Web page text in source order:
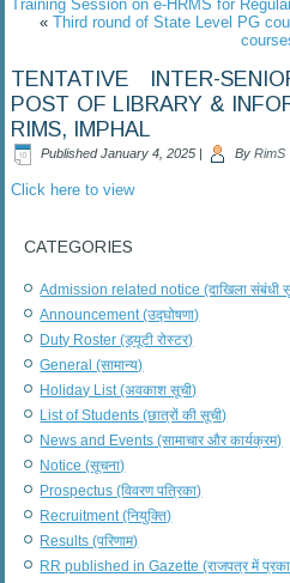
Training Session on e-HRMS for
« Third round of State Level PG
TENTATIVE INTER-
POST OF LIBRARY &
RIMS, IMPHAL
Published January 4, 2025 | By RimS
Click here to view
CATEGORIES
Admission related notice (दाखिला संबंधी
Announcement (उद्घोषणा)
Duty Roster (ड्यूटी रोस्टर)
General (सामान्य)
Holiday List (अवकाश सूची)
List of Students (छात्रों की सूची)
News and Events (सामाचार और कार्यक्रम)
Notice (सूचना)
Prospectus (विवरण पत्रिका)
Recruitment (नियुक्ति)
Results (परिणाम)
RR published in Gazette (राजपत्र में